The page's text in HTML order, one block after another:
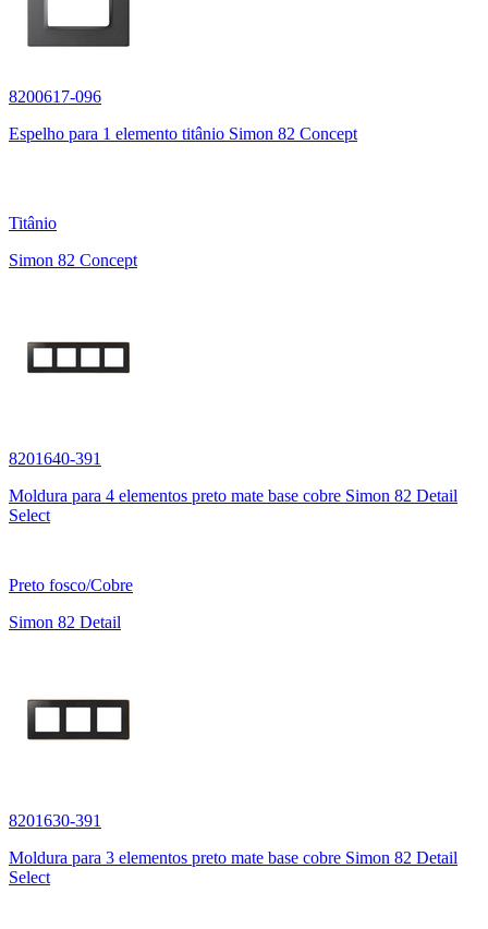
8200617-096
Espelho para 1 elemento titânio Simon 82 Concept
Titânio
Simon 82 Concept
8201640-391
Moldura para 4 elementos preto mate base cobre Simon 82 Detail
Select
Preto fosco/Cobre
Simon 82 Detail
8201630-391
Moldura para 3 elementos preto mate base cobre Simon 82 Detail
Select